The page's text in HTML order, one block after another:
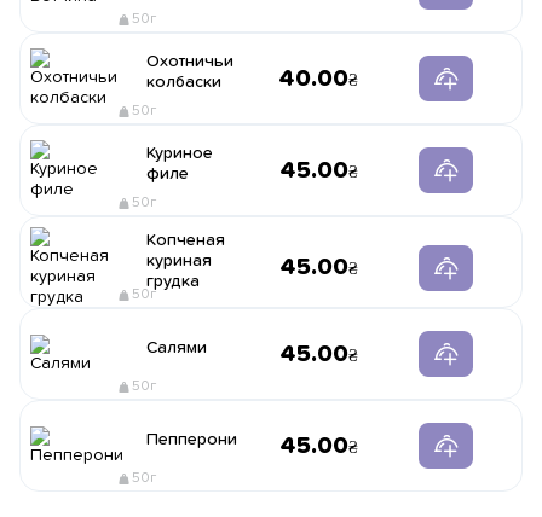
50г
Охотничьи
колбаски
50г
40.00
Куриное
филе
50г
45.00
Копченая
куриная
грудка
50г
45.00
Салями
50г
45.00
Пепперони
50г
45.00